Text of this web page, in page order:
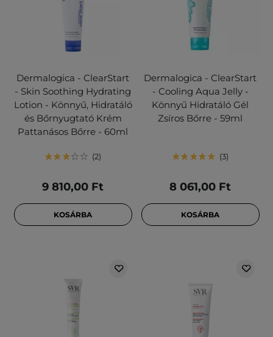
Dermalogica - ClearStart
- Skin Soothing Hydrating
Lotion - Könnyű, Hidratáló
és Bőrnyugtató Krém
Pattanásos Bőrre - 60ml
2
9 810,00 Ft
KOSÁRBA
Dermalogica - ClearStart
- Cooling Aqua Jelly -
Könnyű Hidratáló Gél
Zsíros Bőrre - 59ml
3
8 061,00 Ft
KOSÁRBA